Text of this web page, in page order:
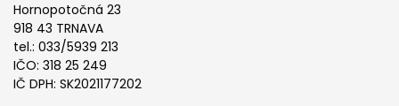
Hornopotočná 23
918 43 TRNAVA
tel.: 033/5939 213
IČO: 318 25 249
IČ DPH: SK2021177202